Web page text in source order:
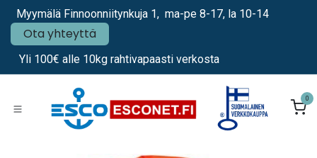
Siirry sisältöön
Myymälä Finnoonniitynkuja 1, ma-pe 8-17, la 10-14
Ota yhteyttä
Yli 100€ alle 10kg rahtivapaasti verkosta
0